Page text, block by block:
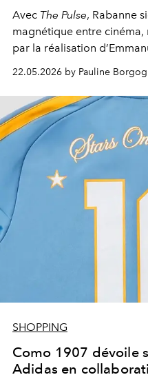
Avec The Pulse, Rabanne
magnétique entre
par la réalisation d’
Andalousie habitée.
22.05.2026 by Pauline
SHOPPING
Como 1907 dévoile
Adidas en